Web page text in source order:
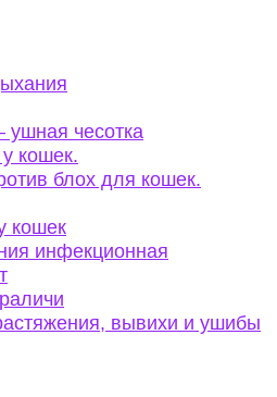
ушная чесотка
кошек.
блох для кошек.
кошек
инфекционная
вывихи и ушибы